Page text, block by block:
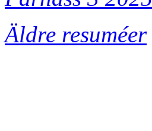
Äldre resuméer